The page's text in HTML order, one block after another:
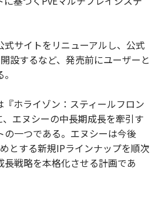
式サイトをリニューアルし、公式
設するなど、発売前にユーザーと
『ホライゾン：スティールフロン
エヌシーの中長期成長を牽引す
の一つである。エヌシーは今後
とする新規IPラインナップを順次
戦略を本格化させる計画であ